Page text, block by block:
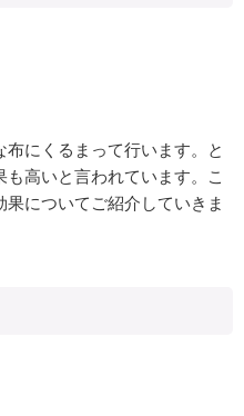
にくるまって行います。と
高いと言われています。こ
についてご紹介していきま